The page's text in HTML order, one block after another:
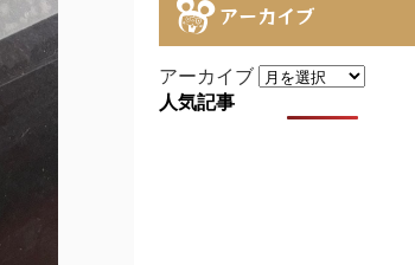
アーカイブ
アーカイブ
人気記事